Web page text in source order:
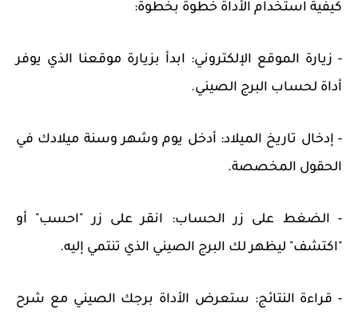
كيفية استخدام الأداة خطوة بخطوة:
- زيارة الموقع الإلكتروني: ابدأ بزيارة موقعنا الذي يوفر
أداة لحساب البرج الصيني.
- إدخال تاريخ الميلاد: أدخل يوم وشهر وسنة ميلادك في
الحقول المخصصة.
- الضغط على زر الحساب: انقر على زر "احسب" أو
"اكتشف" ليظهر لك البرج الصيني الذي تنتمي إليه.
- قراءة النتائج: ستعرض الأداة برجك الصيني مع شرح